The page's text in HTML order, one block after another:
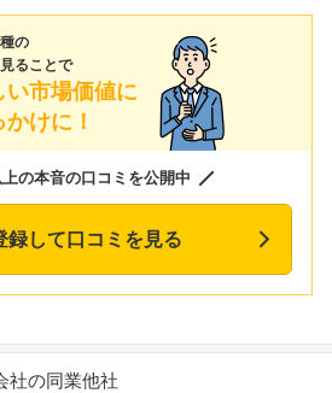
の
ることで
い市場価値に
けに！
の本音の口コミを公開中
録して口コミを見る
社の同業他社